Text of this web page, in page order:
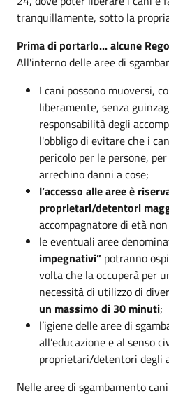
tranquillamente, sotto la
Prima di portarlo... alcune
All'interno delle aree di
I cani possono muoversi,
liberamente, senza
responsabilità degli
l'obbligo di evitare che i
pericolo per le persone,
arrechino danni a cose;
l’accesso alle aree è
proprietari/detentori
accompagnatore di età
le eventuali aree
impegnativi” potranno
volta che la occuperà per
necessità di utilizzo di
un massimo di 30 minuti;
l’igiene delle aree di
all’educazione e al senso
proprietari/detentori degli
Nelle aree di sgambamento cani